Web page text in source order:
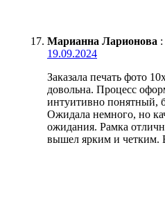
Марианна Ларионова :
19.09.2024
Заказала печать фото
довольна. Процесс
интуитивно понятный,
Ожидала немного, но
ожидания. Рамка
вышел ярким и четким.